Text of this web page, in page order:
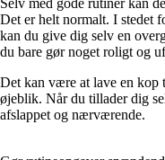
Det er helt normalt. I stedet
kan du give dig selv en
du bare gør noget roligt og
Det kan være at lave en kop
øjeblik. Når du tillader dig
afslappet og nærværende.